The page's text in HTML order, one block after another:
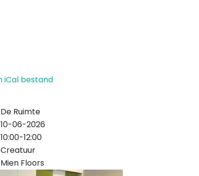
De Ruimte
10-06-2026
10:00-12:00
Creatuur
Mien Floors